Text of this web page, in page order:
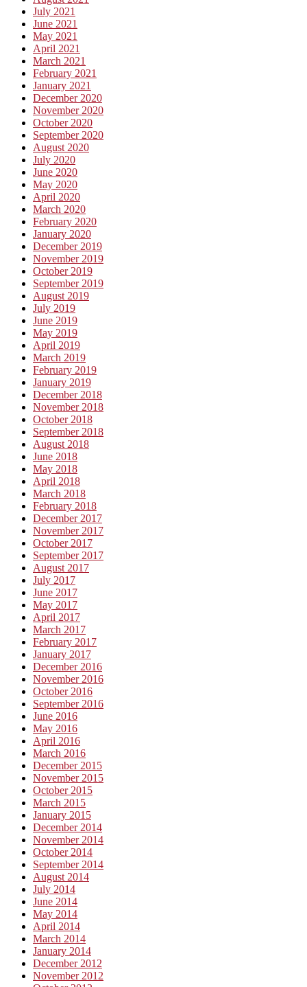
July 2021
June 2021
May 2021
April 2021
March 2021
February 2021
January 2021
December 2020
November 2020
October 2020
September 2020
August 2020
July 2020
June 2020
May 2020
April 2020
March 2020
February 2020
January 2020
December 2019
November 2019
October 2019
September 2019
August 2019
July 2019
June 2019
May 2019
April 2019
March 2019
February 2019
January 2019
December 2018
November 2018
October 2018
September 2018
August 2018
June 2018
May 2018
April 2018
March 2018
February 2018
December 2017
November 2017
October 2017
September 2017
August 2017
July 2017
June 2017
May 2017
April 2017
March 2017
February 2017
January 2017
December 2016
November 2016
October 2016
September 2016
June 2016
May 2016
April 2016
March 2016
December 2015
November 2015
October 2015
March 2015
January 2015
December 2014
November 2014
October 2014
September 2014
August 2014
July 2014
June 2014
May 2014
April 2014
March 2014
January 2014
December 2012
November 2012